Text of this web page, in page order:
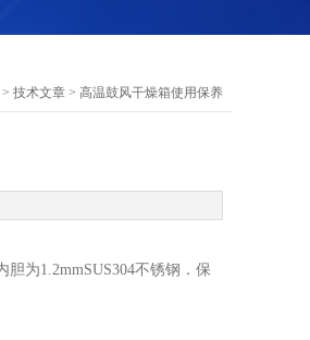
> 技术文章 > 高温鼓风干燥箱使用保养
为1.2mmSUS304不锈钢．保